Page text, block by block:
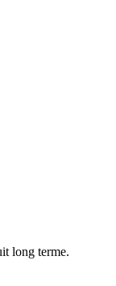
long terme.